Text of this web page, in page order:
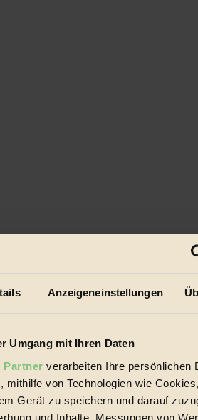
Anzeigeneinstellungen
Umgang mit Ihren Daten
Partner verarbeiten Ihre persönlichen
mithilfe von Technologien wie
Gerät zu speichern und darauf
und Inhalte, Messungen von